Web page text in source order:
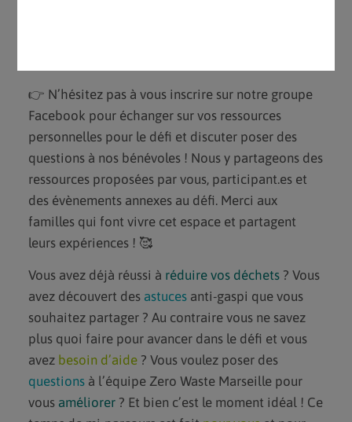
👉 N’hésitez pas à vous inscrire sur notre groupe
Facebook pour échanger sur vos ressources
personnelles pour le défi et discuter poser des
questions à nos bénévoles ! Nous y partageons des
ressources proposées par vous, participant.es et
des évènements annexes au défi. Merci aux
familles qui font vivre cet espace et partagent
leurs expériences ! 🥰
Vous avez déjà réussi à réduire vos déchets? Vous
avez découvert des astucesanti-gaspi que vous
souhaitez partager ? Au contraire vous ne savez
plus quoi faire pour avancer dans le défi et vous
avez besoin d’aide? Vous voulez poser des
questionsà l’équipe Zero Waste Marseille pour
vous améliorer? Et bien c’est le moment idéal ! Ce